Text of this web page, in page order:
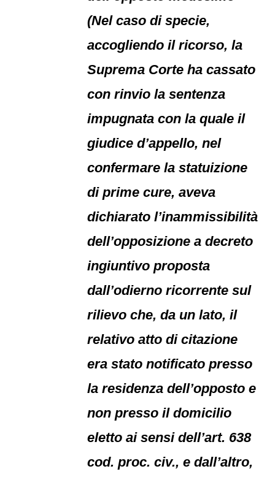
(Nel caso di specie,
accogliendo il ricorso, la
Suprema Corte ha cassato
con rinvio la sentenza
impugnata con la quale il
giudice d’appello, nel
confermare la statuizione
di prime cure, aveva
dichiarato l’inammissibilità
dell’opposizione a decreto
ingiuntivo proposta
dall’odierno ricorrente sul
rilievo che, da un lato, il
relativo atto di citazione
era stato notificato presso
la residenza dell’opposto e
non presso il domicilio
eletto ai sensi dell’art. 638
cod. proc. civ., e dall’altro,